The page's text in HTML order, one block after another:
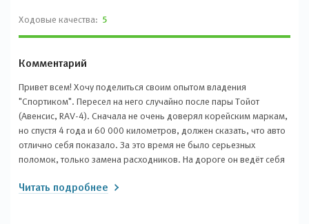
Ходовые качества: 5
Комментарий
Привет всем! Хочу поделиться своим опытом владения
"Спортиком". Пересел на него случайно после пары Тойот
(Авенсис, RAV-4). Сначала не очень доверял корейским маркам,
но спустя 4 года и 60 000 километров, должен сказать, что авто
отлично себя показало. За это время не было серьезных
поломок, только замена расходников. На дороге он ведёт себя
Единственное, передние стойки немного широкие, надо
Читать подробнее